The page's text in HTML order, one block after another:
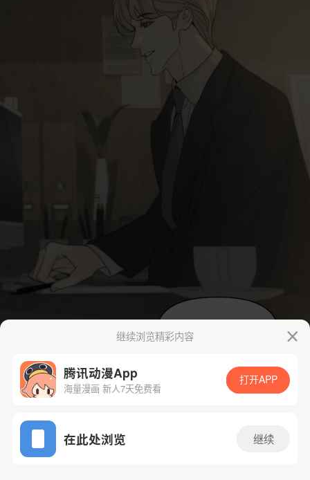
App免费看
继续浏览精彩内容
腾讯动漫App
海量漫画 新人7天免费看
打开APP
在此处浏览 继续